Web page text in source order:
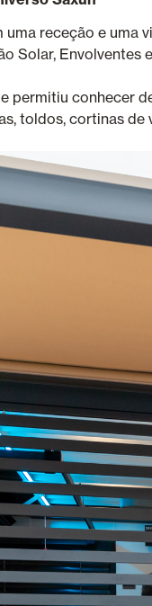
receção e uma
Solar, Envolventes
permitiu conhecer
toldos, cortinas